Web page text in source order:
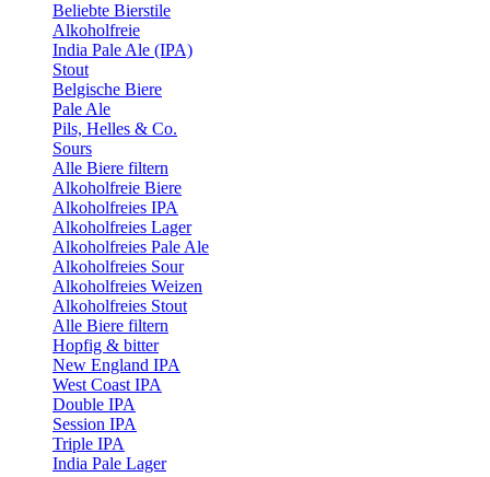
Beliebte Bierstile
Alkoholfreie
India Pale Ale (IPA)
Stout
Belgische Biere
Pale Ale
Pils, Helles & Co.
Sours
Alle Biere filtern
Alkoholfreie Biere
Alkoholfreies IPA
Alkoholfreies Lager
Alkoholfreies Pale Ale
Alkoholfreies Sour
Alkoholfreies Weizen
Alkoholfreies Stout
Alle Biere filtern
Hopfig & bitter
New England IPA
West Coast IPA
Double IPA
Session IPA
Triple IPA
India Pale Lager